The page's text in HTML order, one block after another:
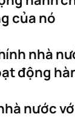
của nó
nhà
động
nước